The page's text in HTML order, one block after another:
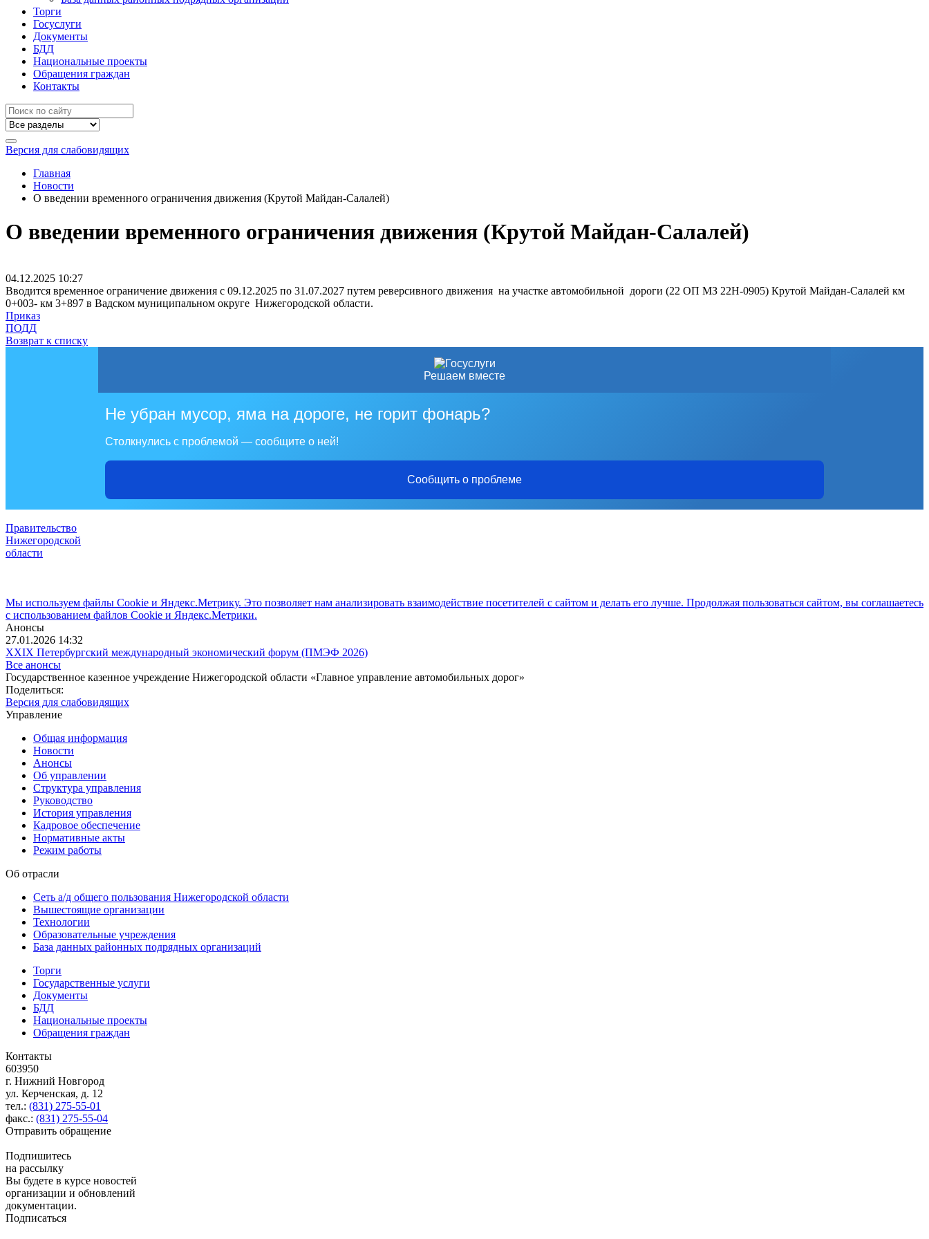
Торги
Госуслуги
Документы
БДД
Национальные проекты
Обращения граждан
Контакты
Версия для слабовидящих
Главная
Новости
О введении временного ограничения движения (Крутой Майдан-Салалей)
О введении временного ограничения движения (Крутой Майдан-Салалей)
04.12.2025 10:27
Вводится временное ограничение движения с 09.12.2025 по 31.07.2027 путем реверсивного движения на участке автомобильной дороги (22 ОП МЗ 22Н-0905) Крутой Майдан-Салалей км
0+003- км 3+897 в Вадском муниципальном округе Нижегородской области.
Приказ
ПОДД
Возврат к списку
Решаем вместе
Не убран мусор, яма на дороге, не горит фонарь?
Столкнулись с проблемой — сообщите о ней!
Сообщить о проблеме
Правительство
Нижегородской
области
Мы используем файлы Cookie и Яндекс.Метрику. Это позволяет нам анализировать взаимодействие посетителей с сайтом и делать его лучше. Продолжая пользоваться сайтом, вы соглашаетесь
с использованием файлов Cookie и Яндекс.Метрики.
Анонсы
27.01.2026 14:32
XXIX Петербургский международный экономический форум (ПМЭФ 2026)
Все анонсы
Государственное казенное учреждение Нижегородской области «Главное управление автомобильных дорог»
Поделиться:
Версия для слабовидящих
Управление
Общая информация
Новости
Анонсы
Об управлении
Структура управления
Руководство
История управления
Кадровое обеспечение
Нормативные акты
Режим работы
Об отрасли
Сеть а/д общего пользования Нижегородской области
Вышестоящие организации
Технологии
Образовательные учреждения
База данных районных подрядных организаций
Торги
Государственные услуги
Документы
БДД
Национальные проекты
Обращения граждан
Контакты
603950
г. Нижний Новгород
ул. Керченская, д. 12
тел.: (831) 275-55-01
факс.: (831) 275-55-04
Отправить обращение
Подпишитесь
на рассылку
Вы будете в курсе новостей
организации и обновлений
документации.
Подписаться